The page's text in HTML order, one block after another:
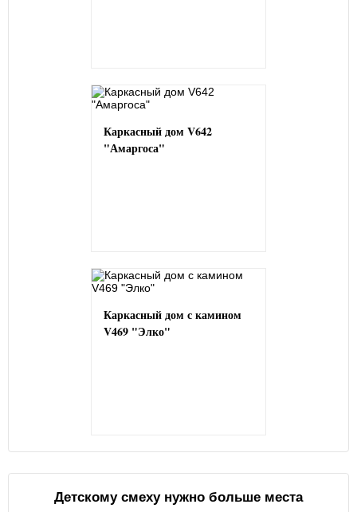
Каркасный дом V642
"Амаргоса"
Каркасный дом с камином
V469 "Элко"
Детскому смеху нужно больше места